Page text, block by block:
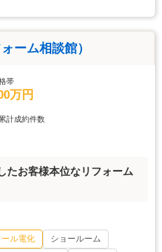
ーム相談館）
帯
万円
計成約件数
たお客様本位なリフォーム
ール電化
ショールーム